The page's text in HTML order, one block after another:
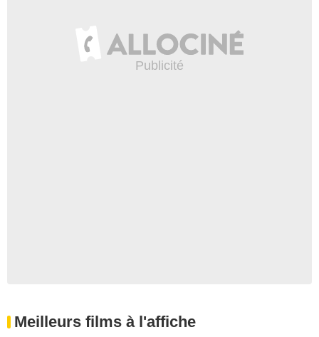
Meilleurs films à l'affiche